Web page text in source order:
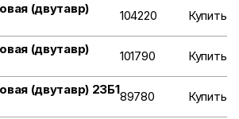
(двутавр)
104220 Купить
(двутавр)
101790 Купить
(двутавр) 23Б189780 Купить